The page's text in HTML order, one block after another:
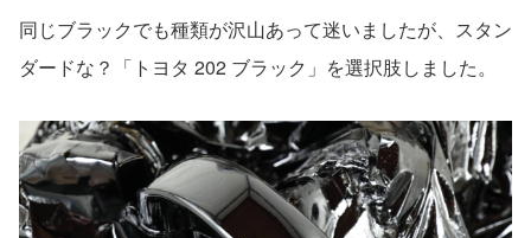
同じブラックでも種類が沢山あって迷いましたが、スタン
ダードな？「 トヨタ 202 ブラック」を選択肢しました。